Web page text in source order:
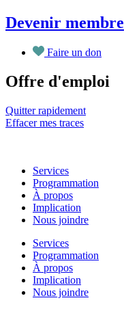
Aller
au
contenu
Devenir membre
Faire un don
Offre d'emploi
Quitter rapidement
Effacer mes traces
Services
Programmation
À propos
Implication
Nous joindre
Services
Programmation
À propos
Implication
Nous joindre